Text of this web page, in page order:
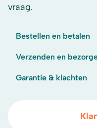
vraag.
Bestellen en betalen
Verzenden en
Garantie & klachten